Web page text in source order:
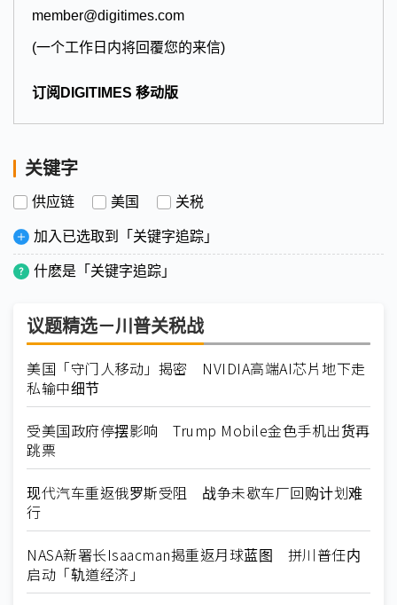
member@digitimes.com
(一个工作日内将回覆您的来信)
订阅DIGITIMES 移动版
关键字
供应链 美国 关税
加入已选取到「关键字追踪」
什麽是「关键字追踪」
议题精选－川普关税战
美国「守门人移动」揭密 NVIDIA高端AI芯片地下走
私输中细节
受美国政府停摆影响 Trump Mobile金色手机出货再
跳票
现代汽车重返俄罗斯受阻 战争未歇车厂回购计划难
行
NASA新署长Isaacman揭重返月球蓝图 拼川普任内
启动「轨道经济」